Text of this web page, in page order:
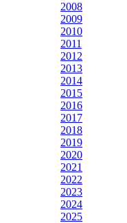
2008
2009
2010
2011
2012
2013
2014
2015
2016
2017
2018
2019
2020
2021
2022
2023
2024
2025